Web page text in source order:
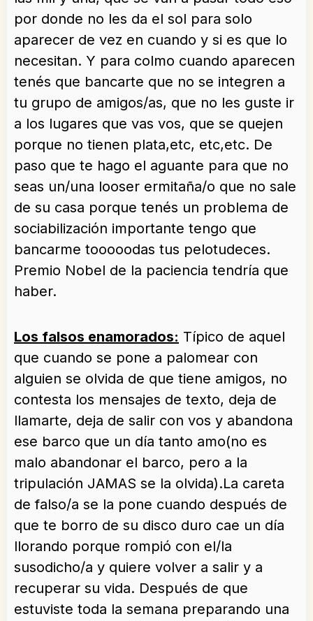
por donde no les da el sol para solo
aparecer de vez en cuando y si es que lo
necesitan. Y para colmo cuando aparecen
tenés que bancarte que no se integren a
tu grupo de amigos/as, que no les guste ir
a los lugares que vas vos, que se quejen
porque no tienen plata,etc, etc,etc. De
paso que te hago el aguante para que no
seas un/una looser ermitaña/o que no sale
de su casa porque tenés un problema de
sociabilización importante tengo que
bancarme tooooodas tus pelotudeces.
Premio Nobel de la paciencia tendría que
haber.
Los falsos enamorados: Típico de aquel
que cuando se pone a palomear con
alguien se olvida de que tiene amigos, no
contesta los mensajes de texto, deja de
llamarte, deja de salir con vos y abandona
ese barco que un día tanto amo(no es
malo abandonar el barco, pero a la
tripulación JAMAS se la olvida).La careta
de falso/a se la pone cuando después de
que te borro de su disco duro cae un día
llorando porque rompió con el/la
susodicho/a y quiere volver a salir y a
recuperar su vida. Después de que
estuviste toda la semana preparando una